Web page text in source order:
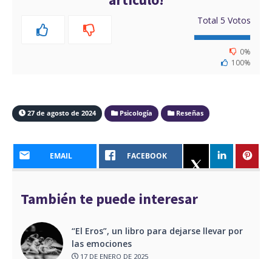
Total 5 Votos
0%
100%
27 de agosto de 2024 Psicología Reseñas
EMAIL FACEBOOK
También te puede interesar
“El Eros”, un libro para dejarse llevar por
las emociones
17 DE ENERO DE 2025